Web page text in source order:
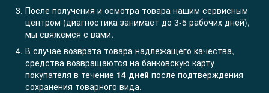
После получения и осмотра товара нашим сервисным
центром (диагностика занимает до 3-5 рабочих дней),
мы свяжемся с вами.
В случае возврата товара надлежащего качества,
средства возвращаются на банковскую карту
покупателя в течение 14 дней после подтверждения
сохранения товарного вида.